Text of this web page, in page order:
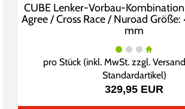
CUBE Lenker-Vorbau-
Agree / Cross Race / Nuroad
mm
pro Stück (inkl. MwSt. zzgl.
Standardartikel)
329,95 EUR